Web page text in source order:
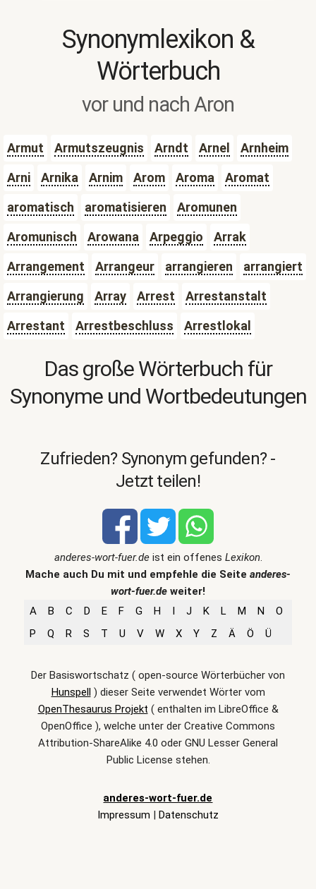
Synonymlexikon &
Wörterbuch
vor und nach Aron
Armut Armutszeugnis Arndt Arnel
Arnheim
Arni
Arnika Arnim Arom Aroma
Aromat
aromatisch
aromatisieren
Aromunen
Aromunisch
Arowana Arpeggio
Arrak
Arrangement
Arrangeur arrangieren
arrangiert
Arrangierung
Array Arrest
Arrestanstalt
Arrestant
Arrestbeschluss Arrestlokal
Das große Wörterbuch für
Synonyme und Wortbedeutungen
Zufrieden? Synonym gefunden? -
Jetzt teilen!
anderes-wort-fuer.deist ein offenes Lexikon.
Mache auch Du mit und empfehle die Seite anderes-
wort-fuer.de weiter!
A
B C D E F G H I J K L M N
O
P
Q R S T U V W X Y Z Ä Ö Ü
Der Basiswortschatz ( open-source Wörterbücher von
Hunspell) dieser Seite verwendet Wörter vom
OpenThesaurus Projekt ( enthalten im LibreOffice &
OpenOffice ), welche unter der Creative Commons
Attribution-ShareAlike 4.0 oder GNU Lesser General
Public License stehen.
anderes-wort-fuer.de
Impressum | Datenschutz